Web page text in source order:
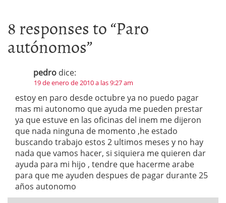
8 responses to “Paro
autónomos”
pedro dice:
19 de enero de 2010 a las 9:27 am
estoy en paro desde octubre ya no puedo pagar
mas mi autonomo que ayuda me pueden prestar
ya que estuve en las oficinas del inem me dijeron
que nada ninguna de momento ,he estado
buscando trabajo estos 2 ultimos meses y no hay
nada que vamos hacer, si siquiera me quieren dar
ayuda para mi hijo , tendre que hacerme arabe
para que me ayuden despues de pagar durante 25
años autonomo